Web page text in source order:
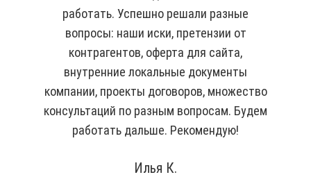
работать. Успешно решали разные
вопросы: наши иски, претензии от
контрагентов, оферта для сайта,
внутренние локальные документы
компании, проекты договоров, множество
консультаций по разным вопросам. Будем
работать дальше. Рекомендую!
Илья К.